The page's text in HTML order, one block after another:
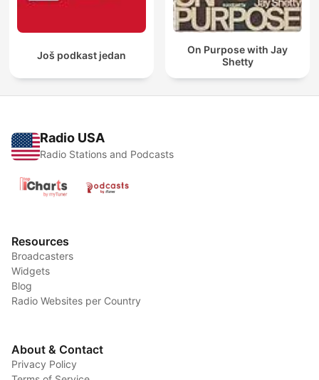
Još podkast jedan
On Purpose with Jay
Shetty
Radio USA
Radio Stations and Podcasts
Resources
Broadcasters
Widgets
Blog
Radio Websites per Country
About & Contact
Privacy Policy